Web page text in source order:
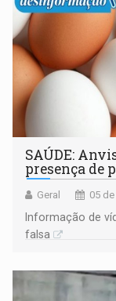
SAÚDE:
presença de
Geral 05
Informação de
falsa